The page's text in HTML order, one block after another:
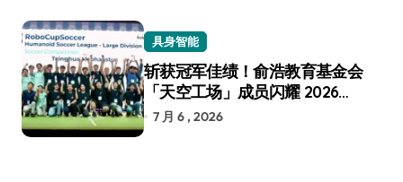
具身智能
斩获冠军佳绩！俞浩教育基金会
「天空工场」成员闪耀 2026
RoboCup 机器人世界杯
7 月 6 , 2026